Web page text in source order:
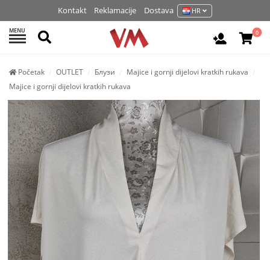
Kontakt Reklamacije Dostava HR
MENU Pretraži Prijavite
0
Početak OUTLET Блузи
Majice i gornji dijelovi kratkih rukava
Majice i gornji dijelovi kratkih rukava